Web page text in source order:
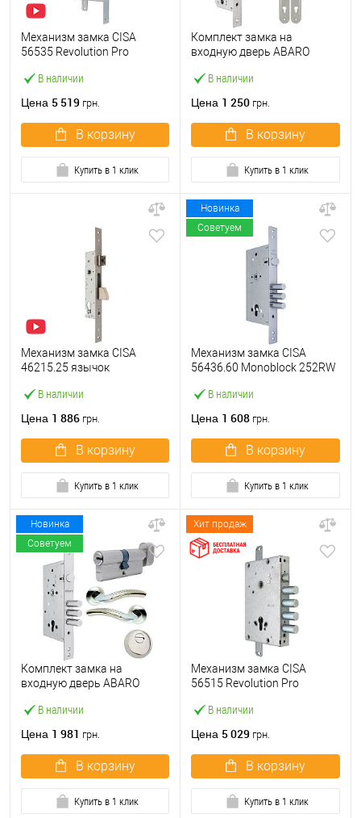
В наличии
Механизм замка CISA
56535 Revolution Pro
блокировкой (BS67,5*85мм)
Цена 5 519 грн.
В корзину
Купить в 1 клик
В наличии
Комплект замка на
входную дверь ABARO
цилиндром B100 60T и
Цена 1 250 грн.
В корзину
Купить в 1 клик
В наличии
Механизм замка CISA
46215.25 язычок
нержавеющая сталь
Цена 1 886 грн.
В корзину
Купить в 1 клик
Новинка
Советуем
В наличии
Механизм замка CISA
56436.60 Monoblock 252RW
Цена 1 608 грн.
В корзину
Купить в 1 клик
Новинка
Советуем
В наличии
Комплект замка на
входную дверь ABARO
цилиндром B100,
никель
Цена 1 981 грн.
В корзину
Купить в 1 клик
Хит продаж
В наличии
Механизм замка CISA
56515 Revolution Pro
блокировкой без торцевой
Цена 5 029 грн.
В корзину
Купить в 1 клик